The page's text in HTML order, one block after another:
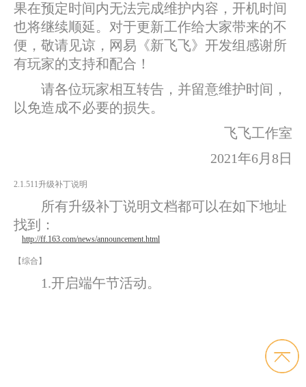
果在预定时间内无法完成维护内容，开机时间
也将继续顺延。对于更新工作给大家带来的不
便，敬请见谅，网易《新飞飞》开发组感谢所
有玩家的支持和配合！
请各位玩家相互转告，并留意维护时间，
以免造成不必要的损失。
飞飞工作室
2021年6月8日
2.1.511升级补丁说明
所有升级补丁说明文档都可以在如下地址
找到：
http://ff.163.com/news/announcement.html
【综合】
1.开启端午节活动。